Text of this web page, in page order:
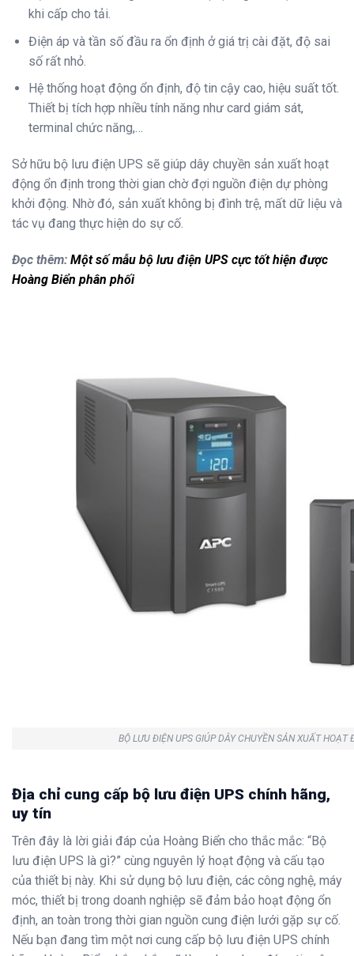
khi cấp cho tải.
Điện áp và tần số đầu ra ổn định ở giá trị cài đặt, độ sai
số rất nhỏ.
Hệ thống hoạt động ổn định, độ tin cậy cao, hiệu suất tốt.
Thiết bị tích hợp nhiều tính năng như card giám sát,
terminal chức năng,…
Sở hữu bộ lưu điện UPS sẽ giúp dây chuyền sản xuất hoạt
động ổn định trong thời gian chờ đợi nguồn điện dự phòng
khởi động. Nhờ đó, sản xuất không bị đình trệ, mất dữ liệu và
tác vụ đang thực hiện do sự cố.
Đọc thêm: Một số mẫu bộ lưu điện UPS cực tốt hiện được
Hoàng Biển phân phối
BỘ LƯU ĐIỆN UPS GIÚP DÂY CHUYỀN SẢN XUẤT
Địa chỉ cung cấp bộ lưu điện UPS chính hãng,
uy tín
Trên đây là lời giải đáp của Hoàng Biển cho thắc mắc: “Bộ
lưu điện UPS là gì?” cùng nguyên lý hoạt động và cấu tạo
của thiết bị này. Khi sử dụng bộ lưu điện, các công nghệ, máy
móc, thiết bị trong doanh nghiệp sẽ đảm bảo hoạt động ổn
định, an toàn trong thời gian nguồn cung điện lưới gặp sự cố.
Nếu bạn đang tìm một nơi cung cấp bộ lưu điện UPS chính